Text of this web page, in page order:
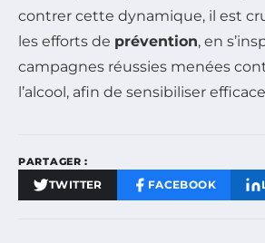
contrer cette dynamique, il est
les efforts de prévention, en
campagnes réussies menées
l’alcool, afin de sensibiliser
PARTAGER :
TWITTER FACEBOOK